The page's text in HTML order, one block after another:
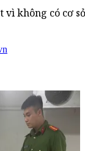
không có cơ